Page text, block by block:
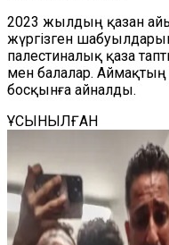
2023 жылдың қазан
жүргізген
палестиналық қаза
мен балалар. Аймақтың
босқынға айналды.
ҰСЫНЫЛҒАН